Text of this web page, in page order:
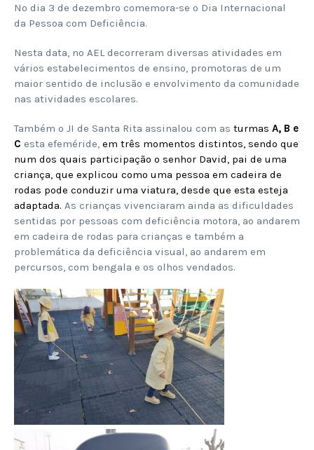
No dia 3 de dezembro comemora-se o Dia Internacional
da Pessoa com Deficiência.
Nesta data, no AEL decorreram diversas atividades em
vários estabelecimentos de ensino, promotoras de um
maior sentido de inclusão e envolvimento da comunidade
nas atividades escolares.
Também o JI de Santa Rita assinalou com as turmas A, B e
C esta efeméride, em três momentos distintos, sendo que
num dos quais participação o senhor David, pai de uma
criança, que explicou como uma pessoa em cadeira de
rodas pode conduzir uma viatura, desde que esta esteja
adaptada. As crianças vivenciaram ainda as dificuldades
sentidas por pessoas com deficiência motora, ao andarem
em cadeira de rodas para crianças e também a
problemática da deficiência visual, ao andarem em
percursos, com bengala e os olhos vendados.